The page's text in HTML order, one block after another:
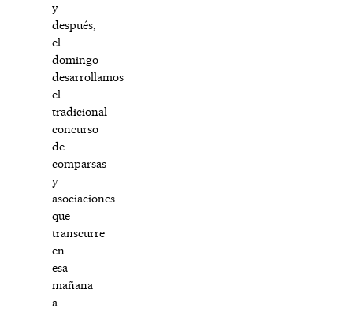
y
después,
el
domingo
desarrollamos
el
tradicional
concurso
de
comparsas
y
asociaciones
que
transcurre
en
esa
mañana
a